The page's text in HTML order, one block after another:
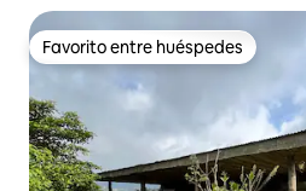
Favorito entre huéspedes
Favorito entre huéspedes